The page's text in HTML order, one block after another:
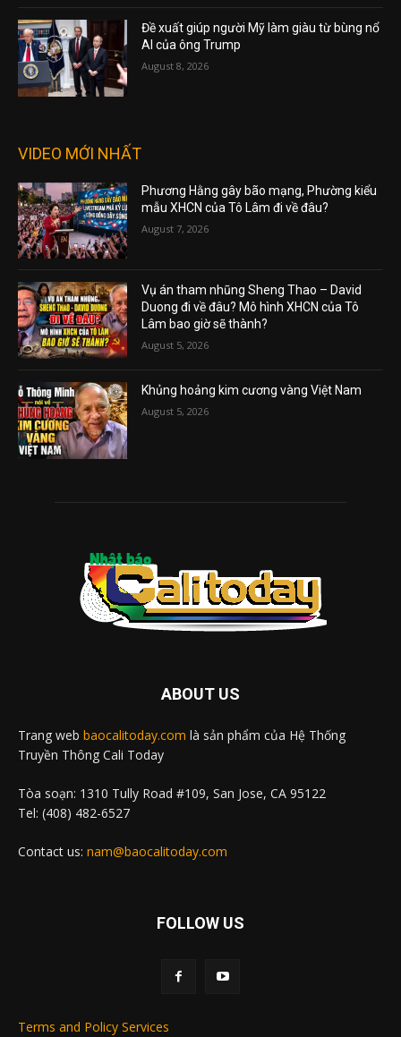
Đề xuất giúp người Mỹ làm giàu từ bùng nổ
AI của ông Trump
August 8, 2026
VIDEO MỚI NHẤT
Phương Hằng gây bão mạng, Phường kiểu
mẫu XHCN của Tô Lâm đi về đâu?
August 7, 2026
Vụ án tham nhũng Sheng Thao – David
Duong đi về đâu? Mô hình XHCN của Tô
Lâm bao giờ sẽ thành?
August 5, 2026
Khủng hoảng kim cương vàng Việt Nam
August 5, 2026
ABOUT US
Trang web baocalitoday.com là sản phẩm của Hệ Thống
Truyền Thông Cali Today
Tòa soạn: 1310 Tully Road #109, San Jose, CA 95122
Tel: (408) 482-6527
Contact us: nam@baocalitoday.com
FOLLOW US
Terms and Policy Services